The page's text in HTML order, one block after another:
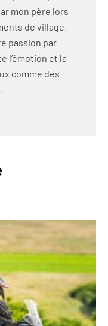
mon père lors
de village.
passion par
l’émotion et la
comme des